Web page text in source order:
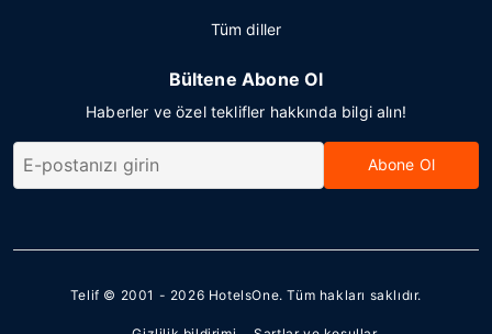
Tüm diller
Bültene Abone Ol
Haberler ve özel teklifler hakkında bilgi alın!
Abone Ol
Telif © 2001 - 2026 HotelsOne. Tüm hakları saklıdır.